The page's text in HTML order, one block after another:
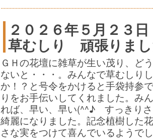
２０２６年５月２３日
草むしり 頑張りま
ＧＨの花壇に雑草が生い茂り、ど
ないと・・・。みんなで草むしり
か！？と号令をかけると手袋持参
りをお手伝いしてくれました。み
れば、早い、早い(^^♪ すっきり
綺麗になりました。記念植樹した
さな実をつけて喜んでいるようで